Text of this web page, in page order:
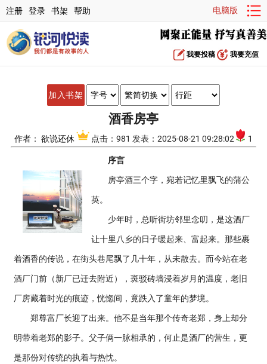
注册 登录 书架 帮助 电脑版
我要投稿 我要充值
加入书架
酒香房亭
作者： 欲说还休 点击：981 发表：2025-08-21 09:28:02 1
序言
房亭酒三个字，宛若记忆里飘飞的蒲公
英。
少年时，总听街坊邻里念叨，是这酒厂
让十里八乡的日子暖起来、富起来。那些裹
着酒香的传说，在街头巷尾飘了几十年，从未散去。而今站在老
酒厂门前（新厂已迁去附近），斑驳砖墙浸着岁月的温度，老旧
厂房藏着时光的痕迹，恍惚间，竟跌入了童年的梦境。
郑尊富厂长迎了出来。他不是当年那个传奇老郑，身上却分
明带着老郑的影子。父子俩一脉相承的，何止是酒厂的营生，更
是那份对传统的执着与热忱。